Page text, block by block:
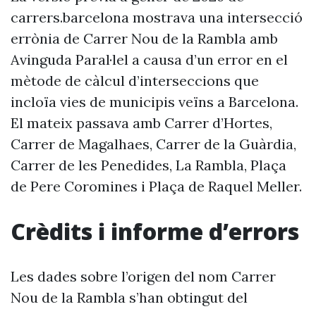
carrers.barcelona mostrava una intersecció
errònia de Carrer Nou de la Rambla amb
Avinguda Paral·lel a causa d’un error en el
mètode de càlcul d’interseccions que
incloïa vies de municipis veïns a Barcelona.
El mateix passava amb Carrer d’Hortes,
Carrer de Magalhaes, Carrer de la Guàrdia,
Carrer de les Penedides, La Rambla, Plaça
de Pere Coromines i Plaça de Raquel Meller.
Crèdits i informe d’errors
Les dades sobre l’origen del nom Carrer
Nou de la Rambla s’han obtingut del